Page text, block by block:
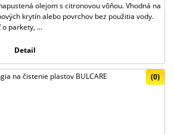
olejom s citronovou vôňou. Vhodná na
krytín alebo povrchov bez použitia vody.
parkety, ...
Detail
(0)